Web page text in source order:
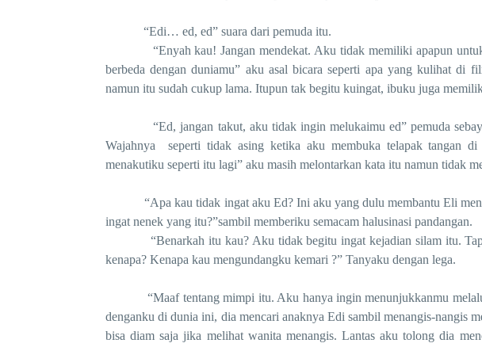
“Edi… ed, ed” suara dari pemuda itu.
“Enyah kau! Jangan mendekat. Aku tidak memiliki apapun untuk
berbeda dengan duniamu” aku asal bicara seperti apa yang kulihat di
namun itu sudah cukup lama. Itupun tak begitu kuingat, ibuku juga
“Ed, jangan takut, aku tidak ingin melukaimu ed” pemuda sebaya
Wajahnya seperti tidak asing ketika aku membuka telapak tangan
menakutiku seperti itu lagi” aku masih melontarkan kata itu namun tidak
“Apa kau tidak ingat aku Ed? Ini aku yang dulu membantu Eli
ingat nenek yang itu?”sambil memberiku semacam halusinasi pandangan.
“Benarkah itu kau? Aku tidak begitu ingat kejadian silam itu. Tapi
kenapa? Kenapa kau mengundangku kemari ?” Tanyaku dengan lega.
“Maaf tentang mimpi itu. Aku hanya ingin menunjukkanmu
denganku di dunia ini, dia mencari anaknya Edi sambil menangis-nangis
bisa diam saja jika melihat wanita menangis. Lantas aku tolong dia